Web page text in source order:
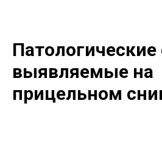
Патологические
выявляемые на
прицельном